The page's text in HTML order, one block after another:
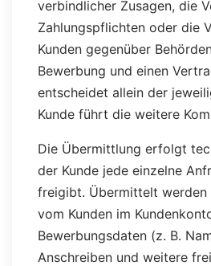
verbindlicher Zusagen, die
Zahlungspflichten oder die
Kunden gegenüber
Bewerbung und einen
entscheidet allein der
Kunde führt die weitere
Die Übermittlung erfolgt
der Kunde jede einzelne
freigibt. Übermittelt werden
vom Kunden im
Bewerbungsdaten (z. B.
Anschreiben und weitere